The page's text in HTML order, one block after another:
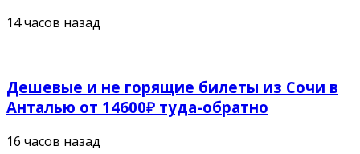
14 часов назад
Дешевые и не горящие билеты из Сочи в
Анталью от 14600₽ туда-обратно
16 часов назад